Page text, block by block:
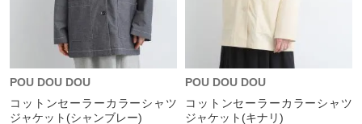
POU DOU DOU
コットンセーラーカラーシャツ
ジャケット(シャンブレー)
POU DOU DOU
コットンセーラーカラーシャツ
ジャケット(キナリ)